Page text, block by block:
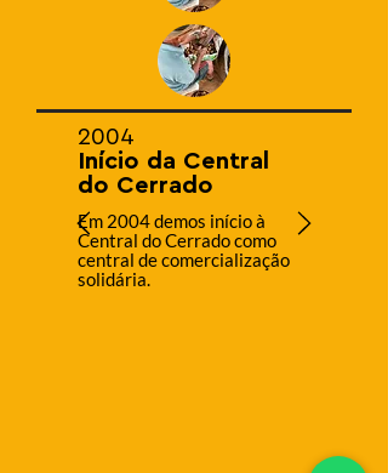
2004
Início da Central
do Cerrado
Em 2004 demos início à
Central do Cerrado como
central de comercialização
solidária.